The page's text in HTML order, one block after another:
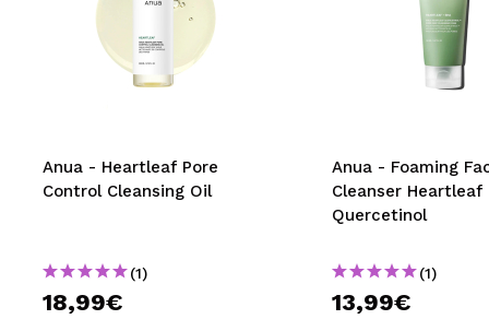
Anua - Heartleaf Pore
Control Cleansing Oil
(1)
18,99€
Anua - Foaming
Cleanser Heartleaf
Quercetinol
(1)
13,99€